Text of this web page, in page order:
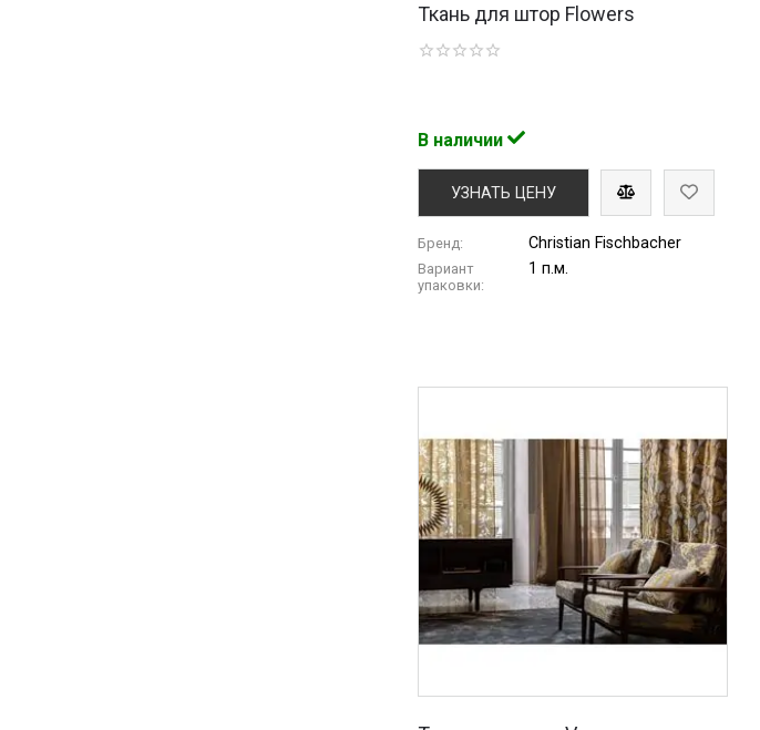
Ткань для штор Flowers
В наличии
УЗНАТЬ ЦЕНУ
Бренд: Christian Fischbacher
Вариант
упаковки:
1 п.м.